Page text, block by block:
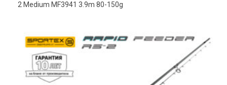
2 Medium MF3941 3.9m 80-150g